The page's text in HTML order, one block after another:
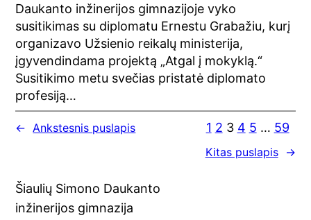
Daukanto inžinerijos gimnazijoje vyko
susitikimas su diplomatu Ernestu Grabažiu, kurį
organizavo Užsienio reikalų ministerija,
įgyvendindama projektą „Atgal į mokyklą.“
Susitikimo metu svečias pristatė diplomato
profesiją…
← Ankstesnis puslapis 1 2 3 4 5 … 59
Kitas puslapis →
Šiaulių Simono Daukanto
inžinerijos gimnazija